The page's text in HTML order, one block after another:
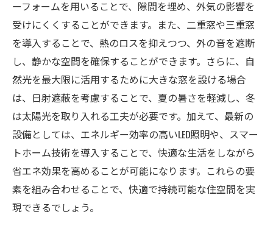
ーフォームを用いることで、隙間を埋め、外気の影響を
受けにくくすることができます。また、二重窓や三重窓
を導入することで、熱のロスを抑えつつ、外の音を遮断
し、静かな空間を確保することができます。さらに、自
然光を最大限に活用するために大きな窓を設ける場合
は、日射遮蔽を考慮することで、夏の暑さを軽減し、冬
は太陽光を取り入れる工夫が必要です。加えて、最新の
設備としては、エネルギー効率の高いLED照明や、スマー
トホーム技術を導入することで、快適な生活をしながら
省エネ効果を高めることが可能になります。これらの要
素を組み合わせることで、快適で持続可能な住空間を実
現できるでしょう。